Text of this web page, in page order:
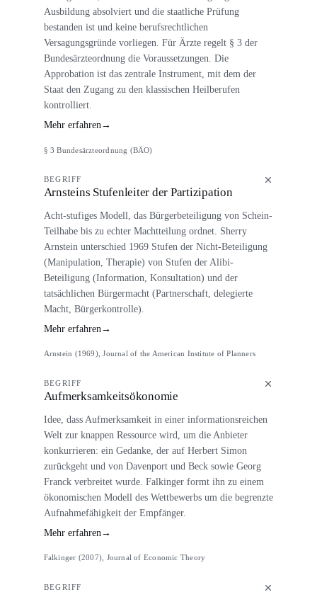
Ausbildung absolviert und die staatliche Prüfung
bestanden ist und keine berufsrechtlichen
Versagungsgründe vorliegen. Für Ärzte regelt § 3 der
Bundesärzteordnung die Voraussetzungen. Die
Approbation ist das zentrale Instrument, mit dem der
Staat den Zugang zu den klassischen Heilberufen
kontrolliert.
Mehr erfahren→
§ 3 Bundesärzteordnung (BÄO)
BEGRIFF
Arnsteins Stufenleiter der Partizipation
Acht-stufiges Modell, das Bürgerbeteiligung von Schein-
Teilhabe bis zu echter Machtteilung ordnet. Sherry
Arnstein unterschied 1969 Stufen der Nicht-Beteiligung
(Manipulation, Therapie) von Stufen der Alibi-
Beteiligung (Information, Konsultation) und der
tatsächlichen Bürgermacht (Partnerschaft, delegierte
Macht, Bürgerkontrolle).
Mehr erfahren→
Arnstein (1969), Journal of the American Institute of Planners
BEGRIFF
Aufmerksamkeitsökonomie
Idee, dass Aufmerksamkeit in einer informationsreichen
Welt zur knappen Ressource wird, um die Anbieter
konkurrieren: ein Gedanke, der auf Herbert Simon
zurückgeht und von Davenport und Beck sowie Georg
Franck verbreitet wurde. Falkinger formt ihn zu einem
ökonomischen Modell des Wettbewerbs um die begrenzte
Aufnahmefähigkeit der Empfänger.
Mehr erfahren →
Falkinger (2007), Journal of Economic Theory
BEGRIFF